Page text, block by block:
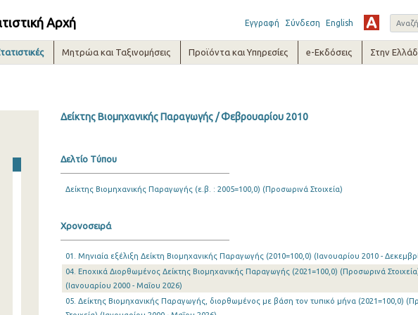
Αρχή Εγγραφή Σύνδεση English
Μητρώα και Ταξινομήσεις Προϊόντα και Υπηρεσίες e-Εκδόσεις Στην
Δείκτης Βιομηχανικής Παραγωγής / Φεβρουαρίου 2010
Δελτίο Τύπου
Δείκτης Βιομηχανικής Παραγωγής (ε.β. : 2005=100,0) (Προσωρινά Στοιχεία)
Χρονοσειρά
01. Μηνιαία εξέλιξη Δείκτη Βιομηχανικής Παραγωγής (2010=100,0) (Ιανουαρίου 2010 -
04. Εποχικά Διορθωμένος Δείκτης Βιομηχανικής Παραγωγής (2021=100,0) (Προσωρινά
(Ιανουαρίου 2000 - Μαΐου 2026)
05. Δείκτης Βιομηχανικής Παραγωγής, διορθωμένος με βάση τον τυπικό μήνα (2021=100,0)